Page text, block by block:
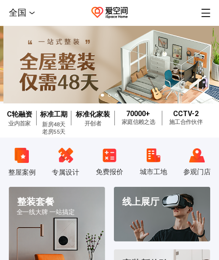
全国
C轮融资
业内首家
标准工期
新房48天
老房55天
标准化家装
开创者
70000+
家庭信赖之选
CCTV-2
施工合作伙伴
整屋案例 专属设计 免费报价 城市工地 参观门店
整装套餐
全一线大牌 一站搞定
线上展厅